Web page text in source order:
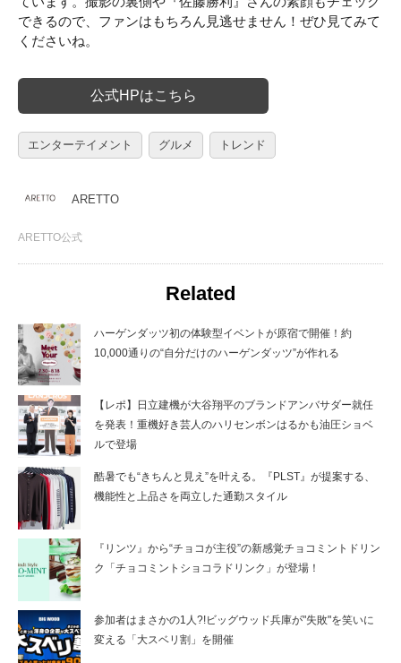
できるので、ファンはもちろん見逃せません！ぜひ見てみて
くださいね。
公式HPはこちら
エンターテイメント グルメ トレンド
ARETTO
ARETTO公式
Related
ハーゲンダッツ初の体験型イベントが原宿で開催！約
10,000通りの“自分だけのハーゲンダッツ”が作れる
【レポ】日立建機が大谷翔平のブランドアンバサダー就任
を発表！重機好き芸人のハリセンボンはるかも油圧ショベ
ルで登場
酷暑でも“きちんと見え”を叶える。『PLST』が提案する、
機能性と上品さを両立した通勤スタイル
『リンツ』から“チョコが主役”の新感覚チョコミントドリン
ク「チョコミントショコラドリンク」が登場！
参加者はまさかの1人?!ビッグウッド兵庫が"失敗"を笑いに
変える「大スベリ割」を開催